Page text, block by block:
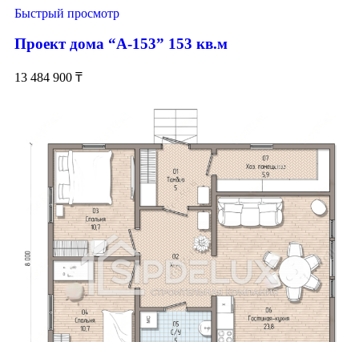
Быстрый просмотр
Проект дома “А-153” 153 кв.м
13 484 900 ₸